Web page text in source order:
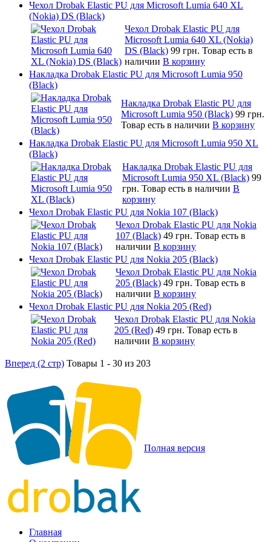
Чехол Drobak Elastic PU для Microsoft Lumia 640 XL
(Nokia) DS (Black)
Чехол Drobak Elastic PU для
Microsoft Lumia 640 XL (Nokia)
DS (Black) 99 грн. Товар есть в
наличии В корзину
Накладка Drobak Elastic PU для Microsoft Lumia 950
(Black)
Накладка Drobak Elastic PU для
Microsoft Lumia 950 (Black) 99 грн.
Товар есть в наличии В корзину
Накладка Drobak Elastic PU для Microsoft Lumia 950 XL
(Black)
Накладка Drobak Elastic PU для
Microsoft Lumia 950 XL (Black) 99
грн. Товар есть в наличии В
корзину
Чехол Drobak Elastic PU для Nokia 107 (Black)
Чехол Drobak Elastic PU для Nokia
107 (Black) 49 грн. Товар есть в
наличии В корзину
Чехол Drobak Elastic PU для Nokia 205 (Black)
Чехол Drobak Elastic PU для Nokia
205 (Black) 49 грн. Товар есть в
наличии В корзину
Чехол Drobak Elastic PU для Nokia 205 (Red)
Чехол Drobak Elastic PU для Nokia
205 (Red) 49 грн. Товар есть в
наличии В корзину
Вперед (2 стр) Товары 1 - 30 из 203
Полная версия
Главная